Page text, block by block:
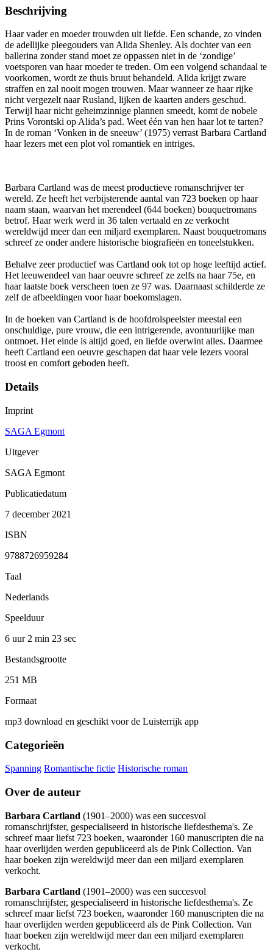
Beschrijving
Haar vader en moeder trouwden uit liefde. Een schande, zo vinden
de adellijke pleegouders van Alida Shenley. Als dochter van een
ballerina zonder stand moet ze oppassen niet in de ‘zondige’
voetsporen van haar moeder te treden. Om een volgend schandaal te
voorkomen, wordt ze thuis bruut behandeld. Alida krijgt zware
straffen en zal nooit mogen trouwen. Maar wanneer ze haar rijke
nicht vergezelt naar Rusland, lijken de kaarten anders geschud.
Terwijl haar nicht geheimzinnige plannen smeedt, komt de nobele
Prins Vorontski op Alida’s pad. Weet één van hen haar lot te tarten?
In de roman ‘Vonken in de sneeuw’ (1975) verrast Barbara Cartland
haar lezers met een plot vol romantiek en intriges.
Barbara Cartland was de meest productieve romanschrijver ter
wereld. Ze heeft het verbijsterende aantal van 723 boeken op haar
naam staan, waarvan het merendeel (644 boeken) bouquetromans
betrof. Haar werk werd in 36 talen vertaald en ze verkocht
wereldwijd meer dan een miljard exemplaren. Naast bouquetromans
schreef ze onder andere historische biografieën en toneelstukken.
Behalve zeer productief was Cartland ook tot op hoge leeftijd actief.
Het leeuwendeel van haar oeuvre schreef ze zelfs na haar 75e, en
haar laatste boek verscheen toen ze 97 was. Daarnaast schilderde ze
zelf de afbeeldingen voor haar boekomslagen.
In de boeken van Cartland is de hoofdrolspeelster meestal een
onschuldige, pure vrouw, die een intrigerende, avontuurlijke man
ontmoet. Het einde is altijd goed, en liefde overwint alles. Daarmee
heeft Cartland een oeuvre geschapen dat haar vele lezers vooral
troost en comfort geboden heeft.
Details
Imprint
SAGA Egmont
Uitgever
SAGA Egmont
Publicatiedatum
7 december 2021
ISBN
9788726959284
Taal
Nederlands
Speelduur
6 uur 2 min 23 sec
Bestandsgrootte
251 MB
Formaat
mp3 download en geschikt voor de Luisterrijk app
Categorieën
Spanning Romantische fictie Historische roman
Over de auteur
Barbara Cartland (1901–2000) was een succesvol
romanschrijfster, gespecialiseerd in historische liefdesthema's. Ze
schreef maar liefst 723 boeken, waaronder 160 manuscripten die na
haar overlijden werden gepubliceerd als de Pink Collection. Van
haar boeken zijn wereldwijd meer dan een miljard exemplaren
verkocht.
Barbara Cartland (1901–2000) was een succesvol
romanschrijfster, gespecialiseerd in historische liefdesthema's. Ze
schreef maar liefst 723 boeken, waaronder 160 manuscripten die na
haar overlijden werden gepubliceerd als de Pink Collection. Van
haar boeken zijn wereldwijd meer dan een miljard exemplaren
verkocht.